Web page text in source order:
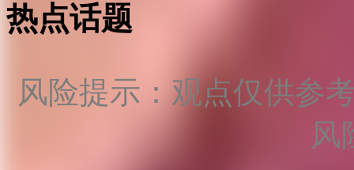
热点话题
风险提示：观点仅供参
风